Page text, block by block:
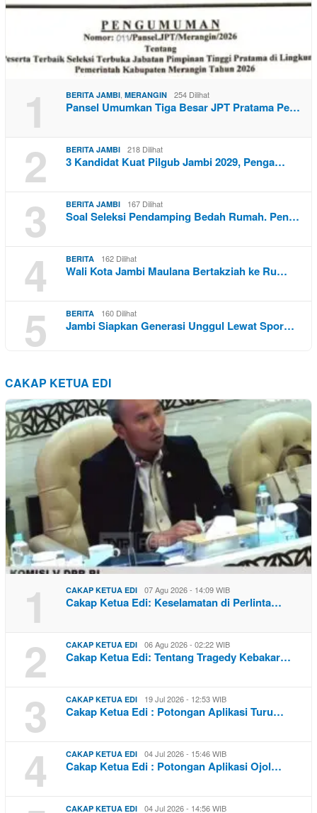
1 BERITA JAMBI MERANGIN 254 Dilihat
Pansel Umumkan Tiga Besar JPT Pratama Pe…
2 BERITA JAMBI 218 Dilihat
3 Kandidat Kuat Pilgub Jambi 2029, Penga…
3 BERITA JAMBI 167 Dilihat
Soal Seleksi Pendamping Bedah Rumah. Pen…
4 BERITA 162 Dilihat
Wali Kota Jambi Maulana Bertakziah ke Ru…
5 BERITA 160 Dilihat
Jambi Siapkan Generasi Unggul Lewat Spor…
CAKAP KETUA EDI
1 CAKAP KETUA EDI 07 Agu 2026 - 14:09 WIB
Cakap Ketua Edi: Keselamatan di Perlinta…
2 CAKAP KETUA EDI 06 Agu 2026 - 02:22 WIB
Cakap Ketua Edi: Tentang Tragedy Kebakar…
3 CAKAP KETUA EDI 19 Jul 2026 - 12:53 WIB
Cakap Ketua Edi : Potongan Aplikasi Turu…
4 CAKAP KETUA EDI 04 Jul 2026 - 15:46 WIB
Cakap Ketua Edi : Potongan Aplikasi Ojol…
CAKAP KETUA EDI 04 Jul 2026 - 14:56 WIB